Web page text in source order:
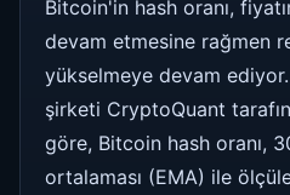
Bitcoin'in hash oranı,
devam etmesine rağmen
yükselmeye devam
şirketi CryptoQuant
göre, Bitcoin hash oranı,
ortalaması (EMA) ile